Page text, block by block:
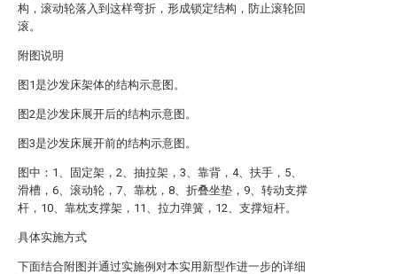
构，滚动轮落入到这样弯折，形成锁定结构，防止滚轮回
滚。
附图说明
图1是沙发床架体的结构示意图。
图2是沙发床展开后的结构示意图。
图3是沙发床展开前的结构示意图。
图中：1、固定架，2、抽拉架，3、靠背，4、扶手，5、
滑槽，6、滚动轮，7、靠枕，8、折叠坐垫，9、转动支撑
杆，10、靠枕支撑架，11、拉力弹簧，12、支撑短杆。
具体实施方式
下面结合附图并通过实施例对本实用新型作进一步的详细